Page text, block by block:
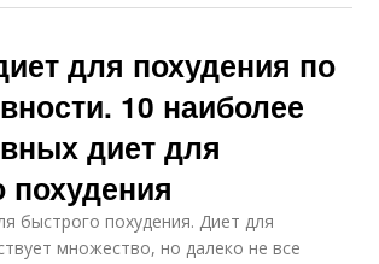
для похудения по
10 наиболее
диет для
похудения
быстрого похудения. Диет для
множество, но далеко не все